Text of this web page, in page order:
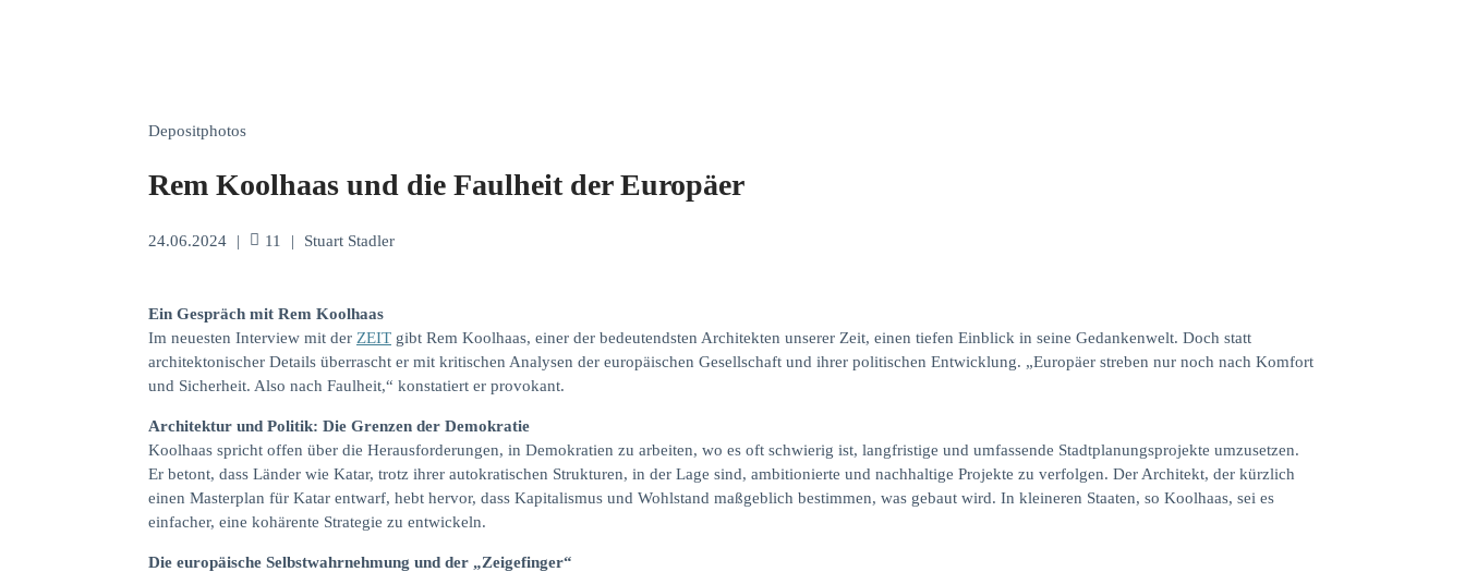
Depositphotos
Rem Koolhaas und die Faulheit der Europäer
24.06.2024 | 11 | Stuart Stadler
Ein Gespräch mit Rem Koolhaas
Im neuesten Interview mit der ZEIT gibt Rem Koolhaas, einer der bedeutendsten Architekten unserer Zeit, einen tiefen Einblick in seine Gedankenwelt. Doch statt
architektonischer Details überrascht er mit kritischen Analysen der europäischen Gesellschaft und ihrer politischen Entwicklung. „Europäer streben nur noch nach Komfort
und Sicherheit. Also nach Faulheit,“ konstatiert er provokant.
Architektur und Politik: Die Grenzen der Demokratie
Koolhaas spricht offen über die Herausforderungen, in Demokratien zu arbeiten, wo es oft schwierig ist, langfristige und umfassende Stadtplanungsprojekte umzusetzen.
Er betont, dass Länder wie Katar, trotz ihrer autokratischen Strukturen, in der Lage sind, ambitionierte und nachhaltige Projekte zu verfolgen. Der Architekt, der kürzlich
einen Masterplan für Katar entwarf, hebt hervor, dass Kapitalismus und Wohlstand maßgeblich bestimmen, was gebaut wird. In kleineren Staaten, so Koolhaas, sei es
einfacher, eine kohärente Strategie zu entwickeln.
Die europäische Selbstwahrnehmung und der „Zeigefinger“